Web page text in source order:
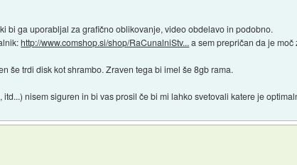
bi ga uporabljal za grafično oblikovanje, video obdelavo in podobno.
http://www.comshop.si/shop/RaCunalniStv... a sem prepričan da je
še trdi disk kot shrambo. Zraven tega bi imel še 8gb rama.
nisem siguren in bi vas prosil če bi mi lahko svetovali katere je